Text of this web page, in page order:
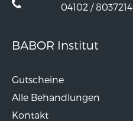
04102 / 8037214
BABOR Institut
Gutscheine
Alle Behandlungen
Kontakt